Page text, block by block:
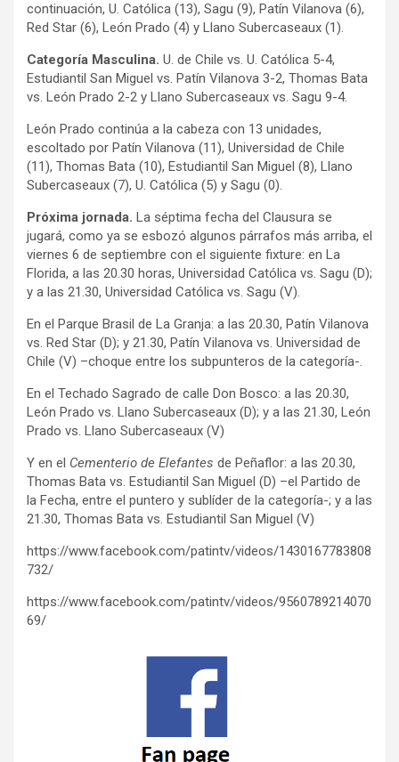
continuación, U. Católica (13), Sagu (9), Patín Vilanova (6),
Red Star (6), León Prado (4) y Llano Subercaseaux (1).
Categoría Masculina. U. de Chile vs. U. Católica 5-4,
Estudiantil San Miguel vs. Patín Vilanova 3-2, Thomas Bata
vs. León Prado 2-2 y Llano Subercaseaux vs. Sagu 9-4.
León Prado continúa a la cabeza con 13 unidades,
escoltado por Patín Vilanova (11), Universidad de Chile
(11), Thomas Bata (10), Estudiantil San Miguel (8), Llano
Subercaseaux (7), U. Católica (5) y Sagu (0).
Próxima jornada. La séptima fecha del Clausura se
jugará, como ya se esbozó algunos párrafos más arriba, el
viernes 6 de septiembre con el siguiente fixture: en La
Florida, a las 20.30 horas, Universidad Católica vs. Sagu (D);
y a las 21.30, Universidad Católica vs. Sagu (V).
En el Parque Brasil de La Granja: a las 20.30, Patín Vilanova
vs. Red Star (D); y 21.30, Patín Vilanova vs. Universidad de
Chile (V) –choque entre los subpunteros de la categoría-.
En el Techado Sagrado de calle Don Bosco: a las 20.30,
León Prado vs. Llano Subercaseaux (D); y a las 21.30, León
Prado vs. Llano Subercaseaux (V)
Y en el Cementerio de Elefantes de Peñaflor: a las 20.30,
Thomas Bata vs. Estudiantil San Miguel (D) –el Partido de
la Fecha, entre el puntero y sublíder de la categoría-; y a las
21.30, Thomas Bata vs. Estudiantil San Miguel (V)
https://www.facebook.com/patintv/videos/1430167783808
732/
https://www.facebook.com/patintv/videos/9560789214070
69/